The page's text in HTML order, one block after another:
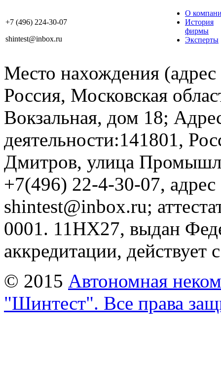
+7 (496) 224-30-07
shintest@inbox.ru
О
История
фирмы
Эксперты
Место нахождения
Россия, Московская
Вокзальная, дом 18;
деятельности:141801,
Дмитров, улица
+7(496) 22-4-30-07,
shintest@inbox.ru;
0001. 11HX27, выдан
аккредитации, действует
© 2015 Автономная
"Шинтест". Все права